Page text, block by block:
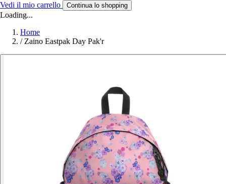
Vedi il mio carrello Continua lo shopping
Loading...
Home
/ Zaino Eastpak Day Pak'r